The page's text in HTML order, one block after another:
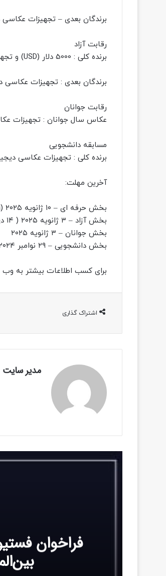
برندگان بعدی – تجهیزات
رقابت آزاد
برنده کلی : 5000 دلار (USD) و تجهیزات عکاسی دیجیتال سونی.
برندگان بعدی : تجهیزات عکاسی
رقابت جوانان
عکاس سال جوانان : تجهیزات
مسابقه دانشجویی
برنده کلی : تجهیزات عکاسی
آخرین مهلت:
بخش حرفه ای – ۱۰ ژانویه ۲۰۲۵ (۲۱ دی ۱۴۰۳)
بخش آزاد – ۳ ژانویه ۲۰۲۵ ( ۱۴ دی ۱۴۰۳)
بخش جوانان – ۳ ژانویه ۲۰۲۵
بخش دانشجویی – ۲۹ نوامبر ۲۰۲۴ ( ۹ آذر ۱۴۰۳)
برای کسب اطلاعات بیشتر به
اشتراک گذاری
مدیر سایت
فراخوان